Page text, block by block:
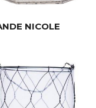
NICOLE